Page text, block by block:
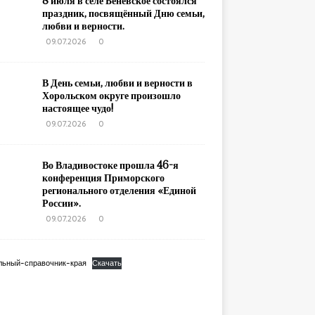
праздник, посвящённый Дню семьи,
любви и верности.
09.07.2026 0
В День семьи, любви и верности в
Хорольском округе произошло
настоящее чудо!
09.07.2026 0
Во Владивостоке прошла 46-я
конференция Приморского
регионального отделения «Единой
России».
09.07.2026 0
справочник-края Скачать